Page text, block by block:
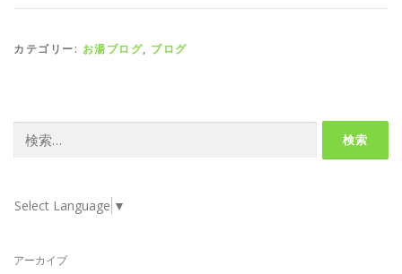
カテゴリー: お湯ブログ, ブログ
索:
Select Language ▼
アーカイブ